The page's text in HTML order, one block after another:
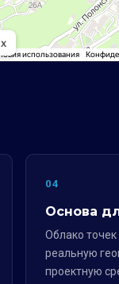
04
Основа
Облако
реальную
проектную